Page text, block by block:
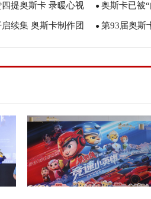
项提名 冲奥成最年轻
四提奥斯卡 录暖心视 ● 奥斯卡已被
最佳影片无悬
续集 奥斯卡制作团 ● 第93届奥斯